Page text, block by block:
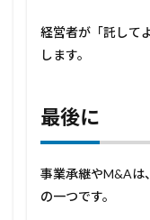
経営者が「託して
します。
最後に
事業承継やM&Aは
の一つです。